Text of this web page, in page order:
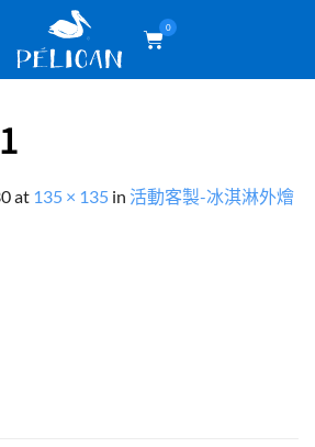
0
at 135 × 135 in 活動客製-冰淇淋外燴